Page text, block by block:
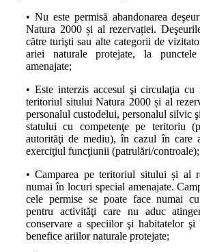
• Nu este permisă abandonarea
Natura 2000 și al rezervației.
către turişti sau alte categorii de
ariei naturale protejate, la
amenajate;
• Este interzis accesul şi circulaţia cu
teritoriul sitului Natura 2000 și al
personalul custodelui, personalul silvic
statului cu competenţe pe teritoriu
autorităţi de mediu), în cazul în care
exerciţiul funcţiunii (patrulări/controale);
• Camparea pe teritoriul sitului și al
numai în locuri special amenajate.
cele permise se poate face numai
pentru activităţi care nu aduc
conservare a speciilor şi habitatelor
benefice ariilor naturale protejate;